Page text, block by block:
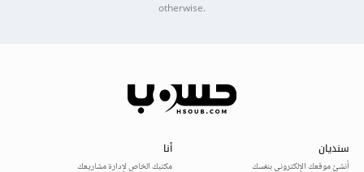
otherwise.